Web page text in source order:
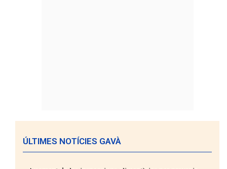
ÚLTIMES NOTÍCIES GAVÀ